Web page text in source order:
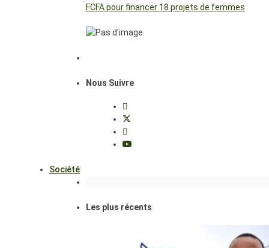
FCFA pour financer 18 projets de femmes
Nous Suivre
Société
Les plus récents